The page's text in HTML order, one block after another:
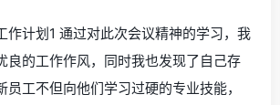
作计划1 通过对此次会议精神的学习，我
良的工作作风，同时我也发现了自己存
员工不但向他们学习过硬的专业技能，